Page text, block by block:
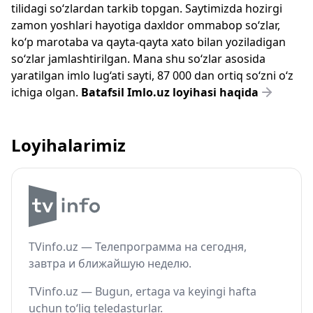
tilidagi so‘zlardan tarkib topgan. Saytimizda hozirgi
zamon yoshlari hayotiga daxldor ommabop so‘zlar,
ko‘p marotaba va qayta-qayta xato bilan yoziladigan
so‘zlar jamlashtirilgan. Mana shu so‘zlar asosida
yaratilgan imlo lug‘ati sayti, 87 000 dan ortiq so‘zni o‘z
ichiga olgan. Batafsil Imlo.uz loyihasi haqida
Loyihalarimiz
TVinfo.uz — Телепрограмма на сегодня,
завтра и ближайшую неделю.
TVinfo.uz — Bugun, ertaga va keyingi hafta
uchun to‘liq teledasturlar.